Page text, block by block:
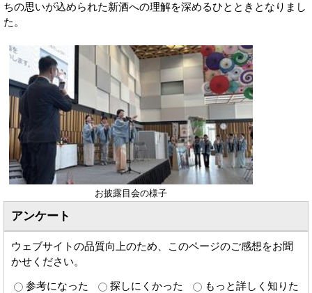
ちの思いが込められた新酒への理解を深めるひとときとなりまし
た。
お披露目会の様子
アンケート
ウェブサイトの品質向上のため、このページのご感想をお聞
かせください。
参考になった 探しにくかった
もっと詳しく知りた